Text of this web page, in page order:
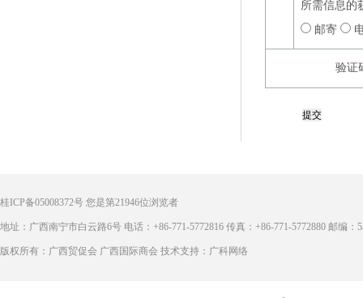
所需信息的
邮寄
验证
桂ICP备05008372号 您是第21946位浏览者
地址：广西南宁市白云路6号 电话：+86-771-5772816 传真：+86-771-5772880 邮编：
版权所有：广西贸促会 广西国际商会 技术支持：广科网络